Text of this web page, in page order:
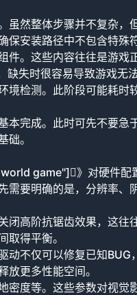
虽然整体步骤并不复杂，
安装路径中不包含特殊
件。这些内容往往是游戏
失时很容易导致游戏无法
境检测。此阶段可能耗时
本完成。此时可先不要急
。
game"]》对硬件配
要明确的是，分辨率、
高阶抗锯齿效果，这往
得平衡。
不仅可以修复已知BUG
更多性能空间。
度等。这些参数对视觉